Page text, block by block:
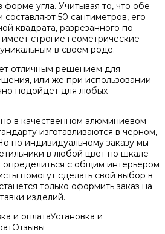
угла. Учитывая то, что обе
50 сантиметров, его
квадрата, разрезанного по
строгие геометрические
в своем роде.
отличным решением для
или же при использовании
подойдет для любых
в качественном алюминиевом
изготавливаются в черном,
по индивидуальному заказу мы
в любой цвет по шкале
определиться с общим интерьером
помогут сделать свой выбор в
только оформить заказ на
изделий.
и оплатаУстановка и
Отзывы